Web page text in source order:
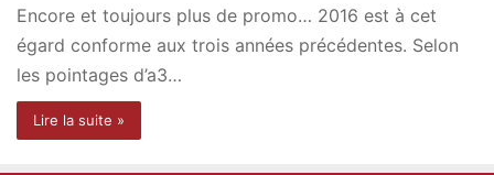
Encore et toujours plus de promo… 2016 est à cet
égard conforme aux trois années précédentes. Selon
les pointages d’a3…
Lire la suite »